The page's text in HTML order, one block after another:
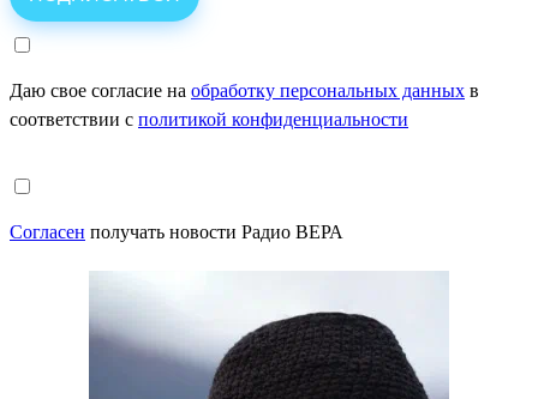
Даю свое согласие на обработку персональных данных в
соответствии с политикой конфиденциальности
Согласен получать новости Радио ВЕРА